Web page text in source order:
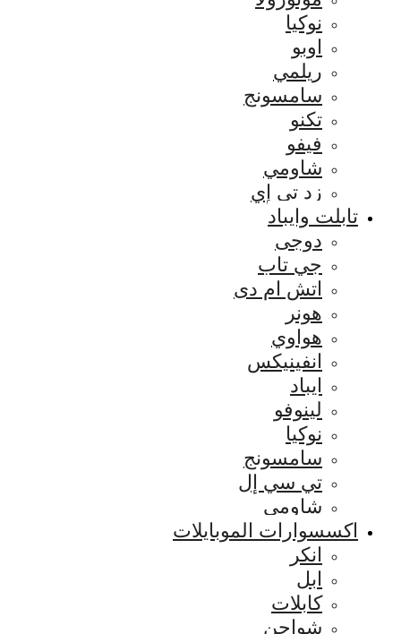
نوكيا
اوبو
ريلمي
سامسونج
تكنو
فيفو
شاومي
زد تي إي
تابلت وايباد
دوجى
جي تاب
اتش ام دى
هونر
هواوي
انفينيكس
ايباد
لينوفو
نوكيا
سامسونج
تي سي إل
شاومي
اكسسوارات الموبايلات
انكر
ابل
كابلات
شواحن